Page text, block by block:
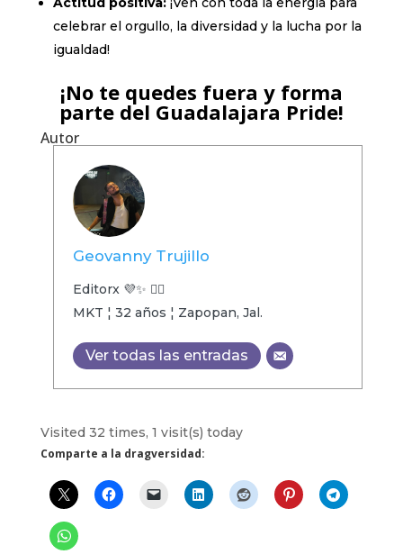
celebrar el orgullo, la diversidad y la lucha por la
igualdad!
¡No te quedes fuera y forma
parte del Guadalajara Pride!
Autor
Geovanny Trujillo
Editorx 💜✨ 🏳️‍🌈
MKT ¦ 32 años ¦ Zapopan, Jal.
Ver todas las entradas
Visited 32 times, 1 visit(s) today
Comparte a la dragversidad: